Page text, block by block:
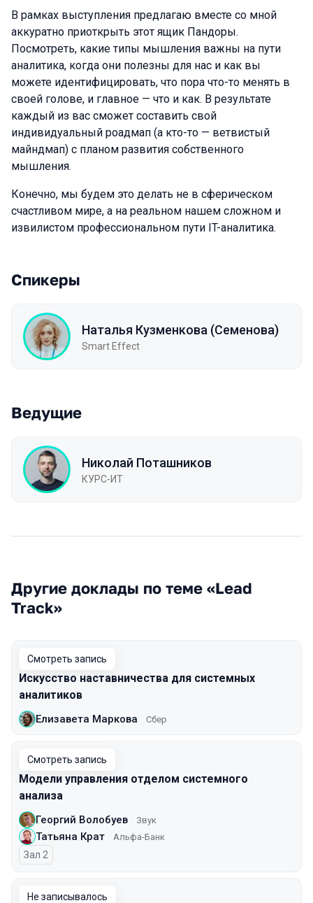
В рамках выступления предлагаю вместе со мной
аккуратно приоткрыть этот ящик Пандоры.
Посмотреть, какие типы мышления важны на пути
аналитика, когда они полезны для нас и как вы
можете идентифицировать, что пора что-то менять в
своей голове, и главное — что и как. В результате
каждый из вас сможет составить свой
индивидуальный роадмап (а кто-то — ветвистый
майндмап) с планом развития собственного
мышления.
Конечно, мы будем это делать не в сферическом
счастливом мире, а на реальном нашем сложном и
извилистом профессиональном пути IT-аналитика.
Спикеры
Наталья Кузменкова (Семенова)
Smart Effect
Ведущие
Николай Поташников
КУРС-ИТ
Другие доклады по теме «Lead
Track»
Смотреть запись
Искусство наставничества для системных
аналитиков
Елизавета Маркова Сбер
Смотреть запись
Модели управления отделом системного
анализа
Георгий Волобуев Звук
Татьяна Крат Альфа-Банк
Зал 2
Не записывалось